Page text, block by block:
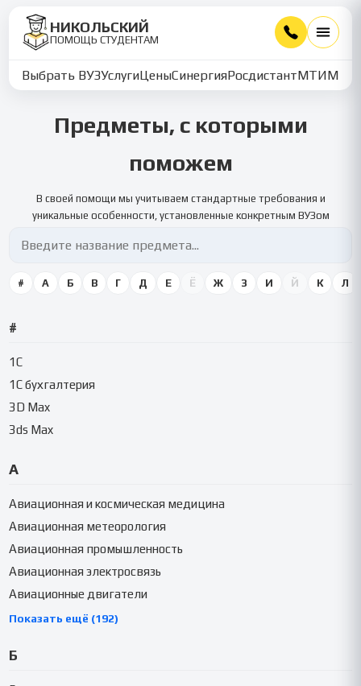
НИКОЛЬСКИЙ
ПОМОЩЬ СТУДЕНТАМ
Выбрать ВУЗУслугиЦеныСинергияРосдистантМТИММУ
Предметы, с которыми
поможем
В своей помощи мы учитываем стандартные требования и
уникальные особенности, установленные конкретным ВУЗом
# А Б В Г Д Е Ё Ж З И Й К Л
#
1C
1C бухгалтерия
3D Max
3ds Max
А
Авиационная и космическая медицина
Авиационная метеорология
Авиационная промышленность
Авиационная электросвязь
Авиационные двигатели
Показать ещё (192)
Б